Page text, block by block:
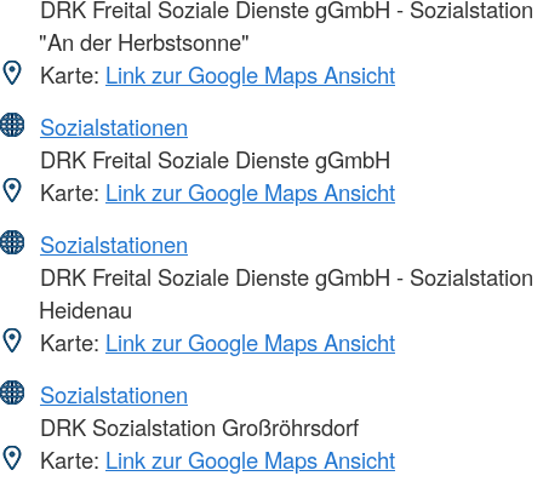
DRK Freital Soziale Dienste gGmbH - Sozialstation
"An der Herbstsonne"
Karte: Link zur Google Maps Ansicht
Sozialstationen
DRK Freital Soziale Dienste gGmbH
Karte: Link zur Google Maps Ansicht
Sozialstationen
DRK Freital Soziale Dienste gGmbH - Sozialstation
Heidenau
Karte: Link zur Google Maps Ansicht
Sozialstationen
DRK Sozialstation Großröhrsdorf
Karte: Link zur Google Maps Ansicht